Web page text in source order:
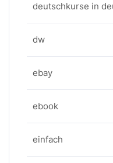
deutschkurse in
dw
ebay
ebook
einfach